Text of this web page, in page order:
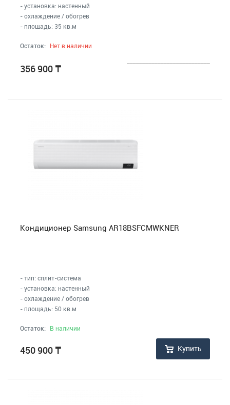
Телевизоры, аудио, видео, радары
Товары для дома и сада
- установка: настенный
- охлаждение / обогрев
- площадь: 35 кв.м
Остаток: Нет в наличии
356 900 ₸
Кондиционер Samsung AR18BSFCMWKNER
- тип: сплит-система
- установка: настенный
- охлаждение / обогрев
- площадь: 50 кв.м
Остаток: В наличии
450 900 ₸ Купить